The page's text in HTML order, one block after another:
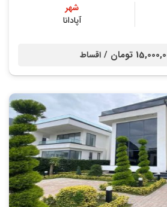
شهر
آپادانا
تومان / اقساط